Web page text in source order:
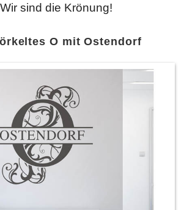
sind die Krönung!
O mit Ostendorf